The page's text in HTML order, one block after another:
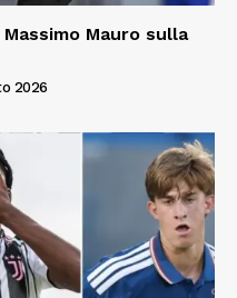
Mauro sulla
2026